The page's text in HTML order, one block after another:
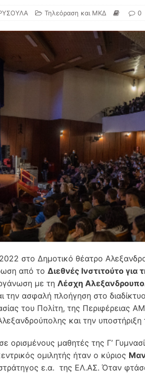
Τηλεόραση και ΜΚΔ 0
στο Δημοτικό θέατρο
από το Διεθνές Ινστιτούτο
με τη Λέσχη
την ασφαλή πλοήγηση στο
του Πολίτη, της Περιφέρειας
και την υποστήριξη
ορισμένους μαθητές της Γ’
ομιλητής ήταν ο κύριος
ε.α. της ΕΛ.ΑΣ. Όταν